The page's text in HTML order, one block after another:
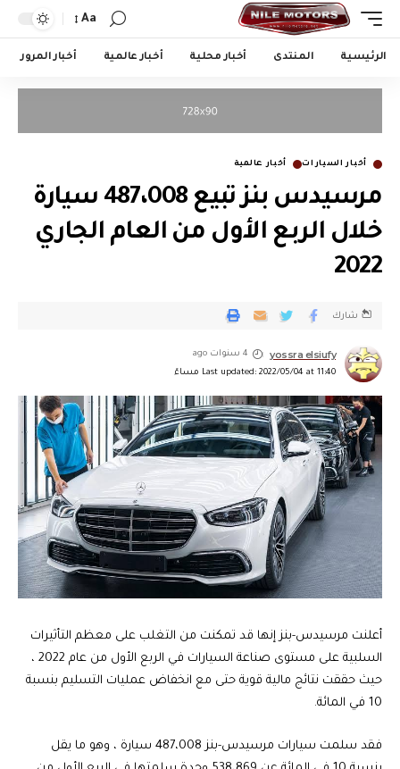
Aa
الرئيسية المنتدى أخبار محلية أخبار عالمية أخبار المرور
أخبار السيارات أخبار عالمية
مرسيدس بنز تبيع 487،008 سيارة
خلال الربع الأول من العام الجاري
2022
Last updated: 2022/05/04 at 11:40 مساءً
yossra elsiufy 4 سنوات ago
شارك
أعلنت مرسيدس-بنز إنها قد تمكنت من التغلب على معظم التأثيرات
السلبية على مستوى صناعة السيارات في الربع الأول من عام 2022 ،
حيث حققت نتائج مالية قوية حتى مع انخفاض عمليات التسليم بنسبة
10 في المائة.
فقد سلمت سيارات مرسيدس-بنز 487،008 سيارة ، وهو ما يقل